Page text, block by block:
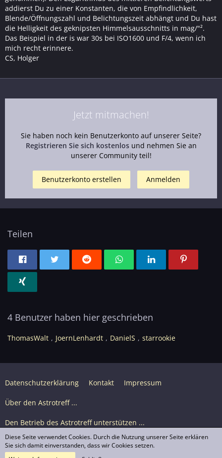
addierst Du zu einer Konstanten, die von Empfindlichkeit,
Blende/Öffnungszahl und Belichtungszeit abhängt und Du hast
die Helligkeit des geknipsten Himmelsausschnitts in mag/"².
Das Beispiel in der is war 30s bei ISO1600 und F/4, wenn ich
mich recht erinnere.
CS, Holger
Jetzt mitmachen!
Sie haben noch kein Benutzerkonto auf unserer Seite?
Registrieren Sie sich kostenlosund nehmen Sie an
unserer Community teil!
Benutzerkonto erstellen Anmelden
Teilen
4 Benutzer haben hier geschrieben
ThomasWalt JoernLenhardt DanielS starrookie
Datenschutzerklärung Kontakt Impressum
Über den Astrotreff ...
Den Betrieb des Astrotreff unterstützen ...
Nutzungsbedingungen
Diese Seite verwendet Cookies. Durch die Nutzung unserer Seite erklären
Sie sich damit einverstanden, dass wir Cookies setzen.